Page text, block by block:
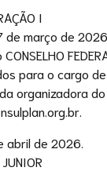
I
de março de 2026.
para o cargo
organizadora
abril de 2026.